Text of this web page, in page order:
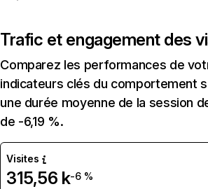
Trafic et engagement des
Comparez les performances de
indicateurs clés du comportement
une durée moyenne de la session
de -6,19 %.
Visites
315,56 k-6 %